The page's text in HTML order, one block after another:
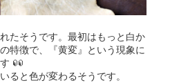
たそうです。最初はもっと白か
特徴で、『黄変』という現象に
ると色が変わるそうです。